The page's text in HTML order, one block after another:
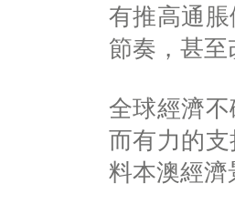
有推高通
節奏，甚
全球經濟
而有力的
料本澳經濟